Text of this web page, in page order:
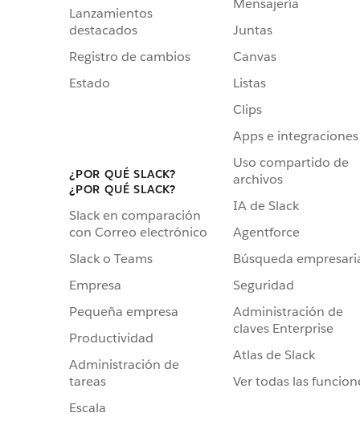
Lanzamientos
destacados
Registro de cambios
Estado
¿POR QUÉ SLACK?
¿POR QUÉ SLACK?
Slack en comparación
con Correo electrónico
Slack o Teams
Empresa
Pequeña empresa
Productividad
Administración de
tareas
Escala
Mensajería
Juntas
Canvas
Listas
Clips
Apps e integraciones
Uso compartido de
archivos
IA de Slack
Agentforce
Búsqueda
Seguridad
Administración de
claves Enterprise
Atlas de Slack
Ver todas las